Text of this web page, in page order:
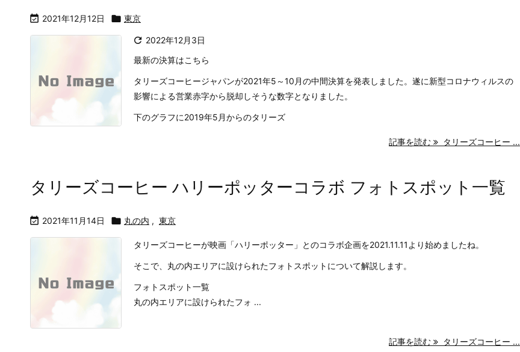
 2021年12月12日  東京
 2022年12月3日
最新の決算はこちら
タリーズコーヒージャパンが2021年5～10月の中間決算を発表しました。遂に新型コロナウィルスの
影響による営業赤字から脱却しそうな数字となりました。
下のグラフに2019年5月からのタリーズ
記事を読む タリーズコーヒー ...
タリーズコーヒー ハリーポッターコラボ フォトスポット一覧
 2021年11月14日  丸の内 , 東京
タリーズコーヒーが映画「ハリーポッター」とのコラボ企画を2021.11.11より始めましたね。
そこで、丸の内エリアに設けられたフォトスポットについて解説します。
フォトスポット一覧
丸の内エリアに設けられたフォ ...
記事を読む タリーズコーヒー ...